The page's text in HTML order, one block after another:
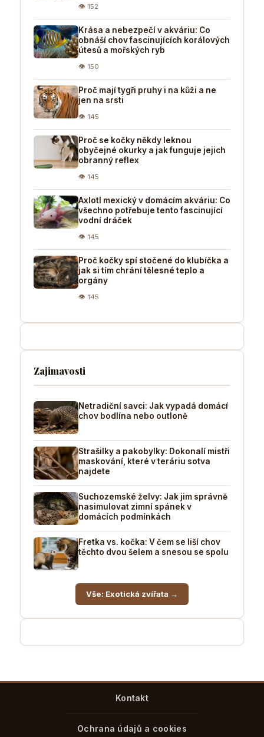
👁 152
Krása a nebezpečí v akváriu: Co
obnáší chov fascinujících korálových
útesů a mořských ryb
👁 150
Proč mají tygři pruhy i na kůži a ne
jen na srsti
👁 145
Proč se kočky někdy leknou
obyčejné okurky a jak funguje jejich
obranný reflex
👁 145
Axlotl mexický v domácím akváriu: Co
všechno potřebuje tento fascinující
vodní dráček
👁 145
Proč kočky spí stočené do klubíčka a
jak si tím chrání tělesné teplo a
orgány
👁 145
Zajimavosti
Netradiční savci: Jak vypadá domácí
chov bodlína nebo outloně
Strašilky a pakobylky: Dokonalí mistři
maskování, které v teráriu sotva
najdete
Suchozemské želvy: Jak jim správně
nasimulovat zimní spánek v
domácích podmínkách
Fretka vs. kočka: V čem se liší chov
těchto dvou šelem a snesou se spolu
Vše: Exotická zvířata →
Kontakt
Ochrana údajů a cookies